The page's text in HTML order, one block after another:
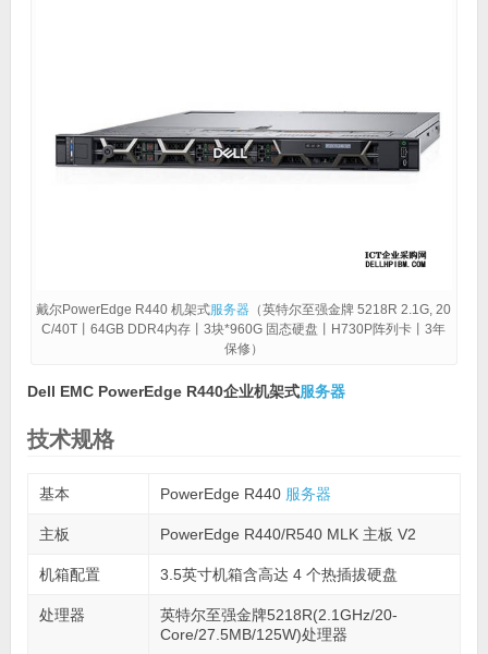
戴尔PowerEdge R440 机架式服务器 （英特尔至强金牌 5218R 2.1G, 20
C/40T丨64GB DDR4内存丨3块*960G 固态硬盘丨H730P阵列卡丨3年
保修）
Dell EMC PowerEdge R440企业机架式服务器
技术规格
基本 PowerEdge R440 服务器
主板 PowerEdge R440/R540 MLK 主板 V2
机箱配置 3.5英寸机箱含高达 4 个热插拔硬盘
处理器
英特尔至强金牌5218R(2.1GHz/20-
Core/27.5MB/125W)处理器